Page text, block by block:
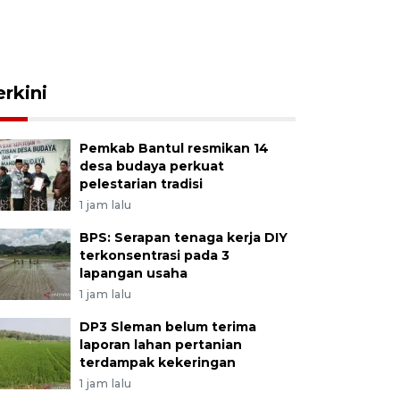
Pemkab Bantul resmikan 14
desa budaya perkuat
pelestarian tradisi
1 jam lalu
BPS: Serapan tenaga kerja DIY
terkonsentrasi pada 3
lapangan usaha
1 jam lalu
DP3 Sleman belum terima
laporan lahan pertanian
terdampak kekeringan
1 jam lalu